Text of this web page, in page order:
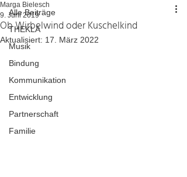
Alle Beiträge
THEKLA
Musik
Bindung
Kommunikation
Entwicklung
Partnerschaft
Familie
Ob Wirbelwind oder Kuschelkind
Marga Bielesch
9. Juni 2019
Aktualisiert: 17. März 2022